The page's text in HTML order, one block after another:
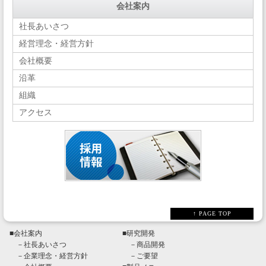
会社案内
社長あいさつ
経営理念・経営方針
会社概要
沿革
組織
アクセス
↑ PAGE TOP
■会社案内
－ 社長あいさつ
－ 企業理念・経営方針
■研究開発
－ 商品開発
－ ご要望